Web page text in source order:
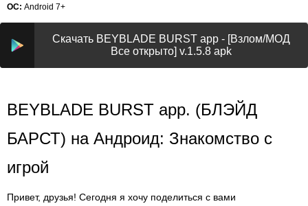
ОС: Android 7+
Скачать BEYBLADE BURST app - [Взлом/МОД
Все открыто] v.1.5.8 apk
BEYBLADE BURST app. (БЛЭЙД
БАРСТ) на Андроид: Знакомство с
игрой
Привет, друзья! Сегодня я хочу поделиться с вами